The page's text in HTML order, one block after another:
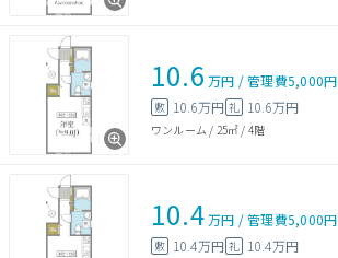
10.6 万円 /管理費5,000円
敷 10.6万円 礼 10.6万円
ワンルーム / 25㎡ / 4階
10.4万円 /管理費5,000円
敷 10.4万円 礼 10.4万円